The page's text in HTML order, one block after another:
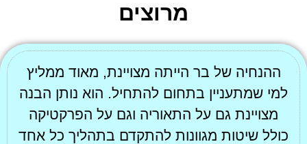
מרוצים
ההנחיה של בר הייתה מצויינת, מאוד ממליץ
למי שמתעניין בתחום להתחיל. הוא נותן הבנה
מצויינת גם על התאוריה וגם על הפרקטיקה
כולל שיטות מגוונות להתקדם בתהליך כל אחד